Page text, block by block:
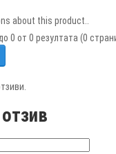
about this product..
0 от 0 резултата (0